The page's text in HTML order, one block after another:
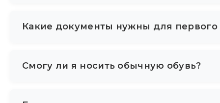
Да. Когда вы начинаете ходить на протезе и
тела в мозгу, и фантомные боли часто
Какие документы нужны для первого
Для первичной консультации достаточно
Паспорт РФ.
Смогу ли я носить обычную обувь?
Да. Большинство стоп настроены под